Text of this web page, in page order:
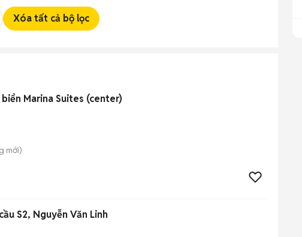
Xóa tất cả bộ lọc
Marina Suites (center)
mới)
S2, Nguyễn Văn Linh